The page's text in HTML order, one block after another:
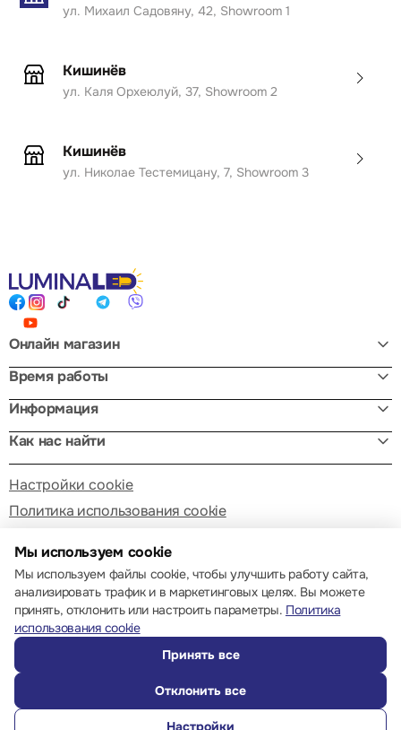
ул. Михаил Садовяну, 42, Showroom 1
Кишинёв
ул. Каля Орхеюлуй, 37, Showroom 2
Кишинёв
ул. Николае Тестемицану, 7, Showroom 3
Онлайн магазин
Время работы
Информация
Как нас найти
Настройки cookie
Политика использования cookie
© 2013 – 2026 ECOM
Мы используем cookie
Мы используем файлы cookie, чтобы улучшить работу сайта,
анализировать трафик и в маркетинговых целях. Вы можете
принять, отклонить или настроить параметры. Политика
использования cookie
Принять все
Отклонить все
Настройки